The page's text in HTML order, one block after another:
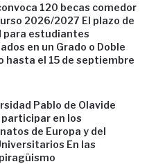
120 becas comedor
2026/2027 El plazo de
para estudiantes
en un Grado o Doble
hasta el 15 de septiembre
Pablo de Olavide
participar en los
de Europa y del
En las